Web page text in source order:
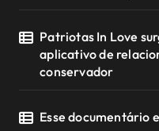
Patriotas In Love
aplicativo de
conservador
Esse documentário